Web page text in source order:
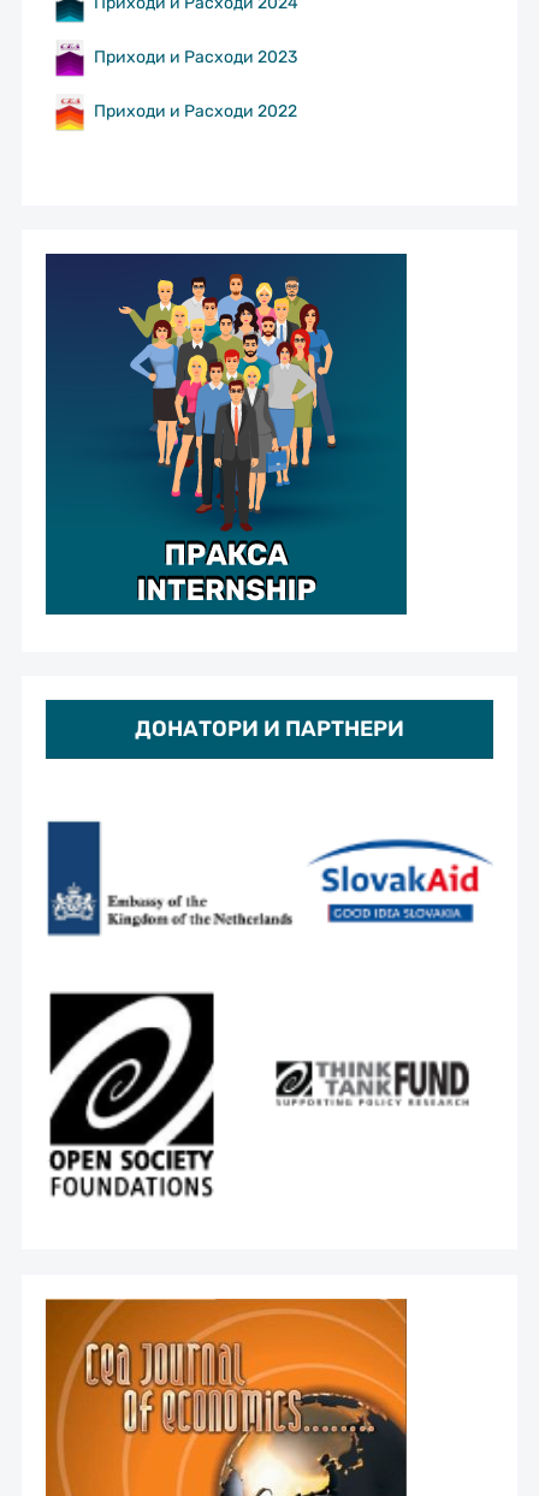
Приходи и Расходи 2023
Приходи и Расходи 2022
ДОНАТОРИ И ПАРТНЕРИ